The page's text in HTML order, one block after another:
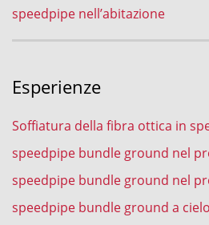
speedpipe nell’abitazione
Esperienze
Soffiatura della fibra ottica in
speedpipe bundle ground nel
speedpipe bundle ground nel
speedpipe bundle ground a